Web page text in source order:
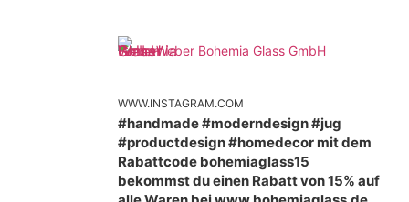
Weber Bohemia Glass GmbH
WWW.INSTAGRAM.COM
#handmade #moderndesign #jug
#productdesign #homedecor mit dem
Rabattcode bohemiaglass15
bekommst du einen Rabatt von 15% auf